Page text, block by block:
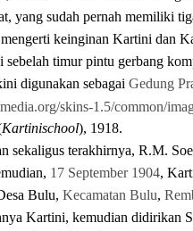
yang sudah pernah memiliki
keinginan Kartini dan
sebelah timur pintu gerbang
digunakan sebagai Gedung
Kartinischool), 1918.
sekaligus terakhirnya, R.M.
17 September 1904,
Bulu, Kecamatan Bulu,
Kartini, kemudian didirikan